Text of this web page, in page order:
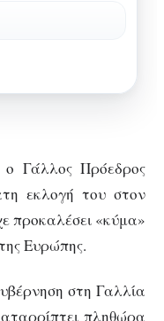
Γάλλος Πρόεδρος
εκλογή του στον
προκαλέσει «κύμα»
Ευρώπης.
στη Γαλλία
πληθώρα